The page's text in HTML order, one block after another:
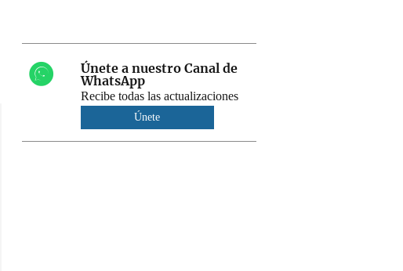
Únete a nuestro Canal de
WhatsApp
Recibe todas las actualizaciones
Únete